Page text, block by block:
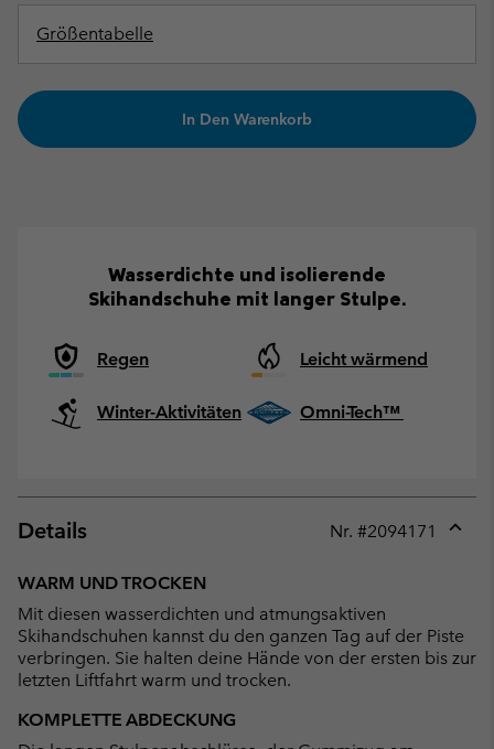
Größentabelle
In Den Warenkorb
Wasserdichte und isolierende
Skihandschuhe mit langer Stulpe.
Regen Leicht wärmend
Winter-Aktivitäten Omni-Tech™
Details Nr. #2094171
WARM UND TROCKEN
Mit diesen wasserdichten und atmungsaktiven
Skihandschuhen kannst du den ganzen Tag auf der Piste
verbringen. Sie halten deine Hände von der ersten bis zur
letzten Liftfahrt warm und trocken.
KOMPLETTE ABDECKUNG